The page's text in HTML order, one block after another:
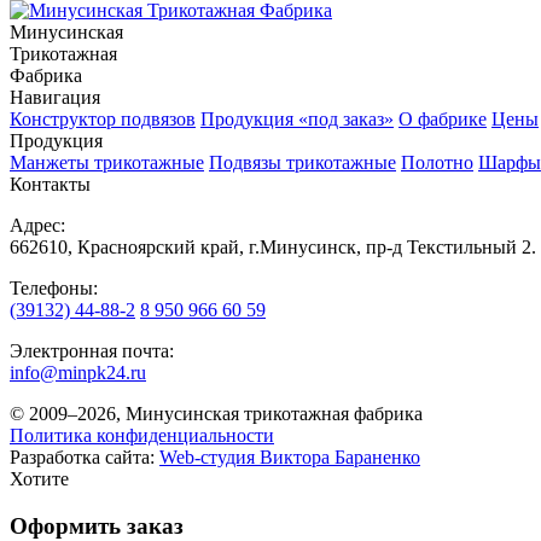
Минусинская
Трикотажная
Фабрика
Навигация
Конструктор подвязов Продукция «под заказ» О фабрике Цены
Продукция
Манжеты трикотажные Подвязы трикотажные Полотно Шарфы
Контакты
Адрес:
662610, Красноярский край, г.Минусинск, пр-д Текстильный 2.
Телефоны:
(39132) 44-88-2 8 950 966 60 59
Электронная почта:
info@minpk24.ru
© 2009–2026, Минусинская трикотажная фабрика
Политика конфиденциальности
Разработка сайта: Web-студия Виктора Бараненко
Хотите
Оформить заказ